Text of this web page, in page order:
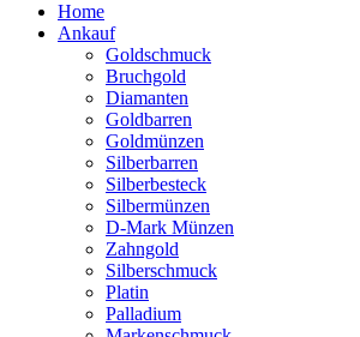
Home
Ankauf
Goldschmuck
Bruchgold
Diamanten
Goldbarren
Goldmünzen
Silberbarren
Silberbesteck
Silbermünzen
D-Mark Münzen
Zahngold
Silberschmuck
Platin
Palladium